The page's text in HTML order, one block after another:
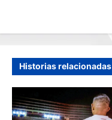
a
c
i
ó
Historias relacionadas